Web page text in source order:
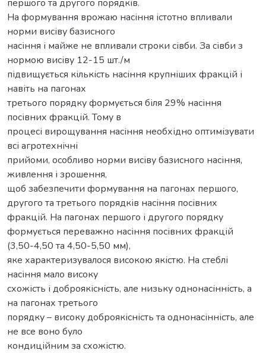
першого та другого порядків.
На формування врожаю насіння істотно впливали
норми висіву базисного
насіння і майже не впливали строки сівби. За сівби з
нормою висіву 12-15 шт./м
підвищується кількість насіння крупніших фракцій і
навіть на пагонах
третього порядку формується біля 29% насіння
посівних фракцій. Тому в
процесі вирощування насіння необхідно оптимізувати
всі агротехнічні
прийоми, особливо норми висіву базисного насіння,
живлення і зрошення,
щоб забезпечити формування на пагонах першого,
другого та третього порядків насіння посівних
фракцій. На пагонах першого і другого порядку
формується переважно насіння посівних фракцій
(3,50-4,50 та 4,50-5,50 мм),
яке характеризувалося високою якістю. На стеблі
насіння мало високу
схожість і доброякісність, але низьку однонасінність, а
на пагонах третього
порядку – високу доброякісність та однонасінність, але
не все воно було
кондиційним за схожістю.